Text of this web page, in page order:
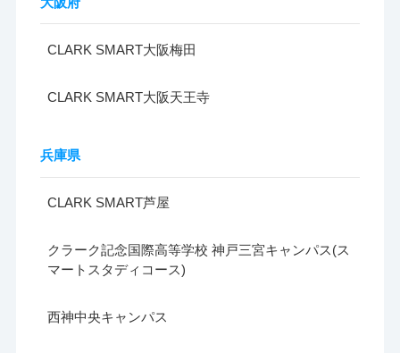
CLARK SMART大阪梅田
CLARK SMART大阪天王寺
兵庫県
CLARK SMART芦屋
クラーク記念国際高等学校 神戸三宮キャンパス(ス
マートスタディコース)
西神中央キャンパス